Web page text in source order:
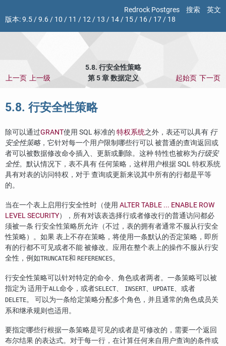
Redrock Postgres 搜索
英文
版本:9.5/9.6/ 10 / 11 / 12/ 13 / 14/ 15/ 16/ 17/ 18
5.8. 行安全性策略
上一页 上一级 第 5 章 数据定义 起始页 下一页
5.8. 行安全性策略
除可以通过GRANT使用 SQL 标准的 特权系统之外，表还可以具有 行
安全性策略，它针对每一个用户限制哪些行可以 被普通的查询返回或
者可以被数据修改命令插入、更新或删除。这种 特性也被称为行级安
全性。默认情况下，表不具有 任何策略，这样用户根据 SQL 特权系统
具有对表的访问特权，对于 查询或更新来说其中所有的行都是平等
的。
当在一个表上启用行安全性时（使用 ALTER TABLE ... ENABLE ROW
LEVEL SECURITY），所有对该表选择行或者修改行的普通访问都必
须被一条 行安全性策略所允许（不过，表的拥有者通常不服从行安全
性策略）。如果 表上不存在策略，将使用一条默认的否定策略，即所
有的行都不可见或者不能 被修改。应用在整个表上的操作不服从行安
全性，例如TRUNCATE和 REFERENCES。
行安全性策略可以针对特定的命令、角色或者两者。一条策略可以被
指定为 适用于ALL 命令，或者SELECT、 INSERT、 UPDATE、或者
DELETE。 可以为一条给定策略分配多个角色，并且通常的角色成员关
系和继承规则也适用。
要指定哪些行根据一条策略是可见的或者是可修改的，需要一个返回
布尔结果 的表达式。对于每一行，在计算任何来自用户查询的条件或